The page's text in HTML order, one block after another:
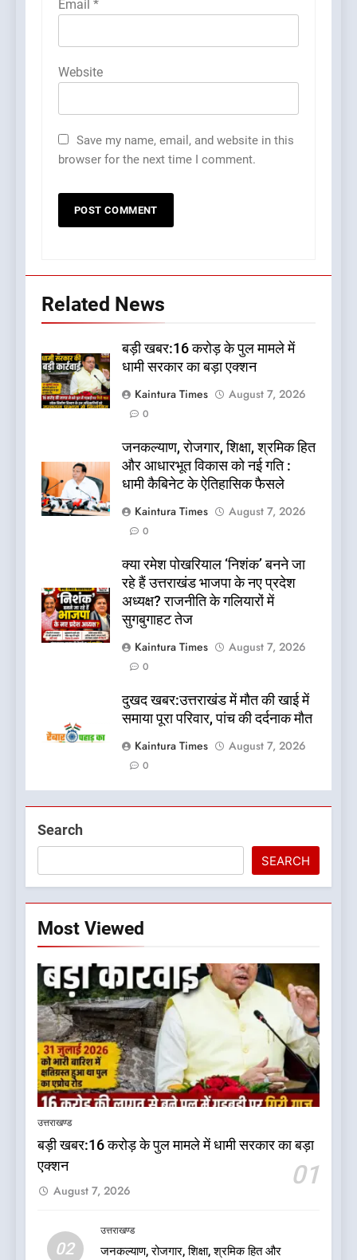
Email *
Website
Save my name, email, and website in this
browser for the next time I comment.
Related News
बड़ी खबर:16 करोड़ के पुल मामले में
धामी सरकार का बड़ा एक्शन
Kaintura Times
August 7, 2026
0
जनकल्याण, रोजगार, शिक्षा, श्रमिक हित
और आधारभूत विकास को नई गति :
धामी कैबिनेट के ऐतिहासिक फैसले
Kaintura Times
August 7, 2026
0
क्या रमेश पोखरियाल ‘निशंक’ बनने जा
रहे हैं उत्तराखंड भाजपा के नए प्रदेश
अध्यक्ष? राजनीति के गलियारों में
सुगबुगाहट तेज
Kaintura Times
August 7, 2026
0
दुखद खबर:उत्तराखंड में मौत की खाई में
समाया पूरा परिवार, पांच की दर्दनाक मौत
Kaintura Times
August 7, 2026
0
Search
SEARCH
Most Viewed
उत्तराखण्ड
बड़ी खबर:16 करोड़ के पुल मामले में धामी सरकार का बड़ा
एक्शन
01
August 7, 2026
02
उत्तराखण्ड
जनकल्याण, रोजगार, शिक्षा, श्रमिक हित और
5
कृष्णा हाउसकीपिंग के मालिक दीपक
जायसवाल विनोद नौटियाल आदि पर
6